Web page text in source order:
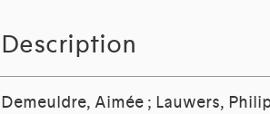
Description
Demeuldre, Aimée ; Lauwers,